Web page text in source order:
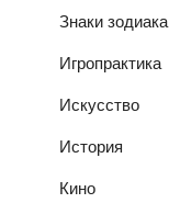
Знаки зодиака
Игропрактика
Искусство
История
Кино